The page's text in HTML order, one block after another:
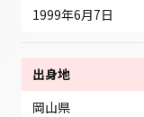
1999年6月7日
出身地
岡山県